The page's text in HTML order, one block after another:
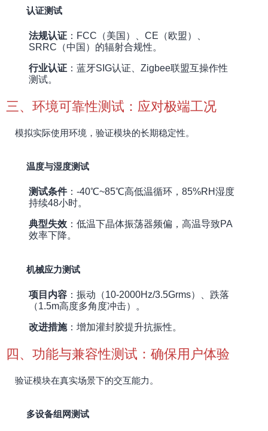
认证测试
法规认证 ：FCC（美国）、CE（欧盟）、
SRRC（中国）的辐射合规性。
行业认证 ：蓝牙SIG认证、Zigbee联盟互操作性
测试。
三、环境可靠性测试：应对极端工况
模拟实际使用环境，验证模块的长期稳定性。
温度与湿度测试
测试条件：-40℃~85℃高低温循环，85%RH湿度
持续48小时。
典型失效 ：低温下晶体振荡器频偏，高温导致PA
效率下降。
机械应力测试
项目内容 ：振动（10-2000Hz/3.5Grms）、跌落
（1.5m高度多角度冲击）。
改进措施：增加灌封胶提升抗振性。
四、功能与兼容性测试：确保用户体验
验证模块在真实场景下的交互能力。
多设备组网测试